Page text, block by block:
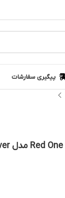
پیگیری سفارشات